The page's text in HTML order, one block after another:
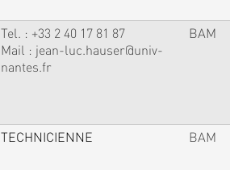
Tel. : +33 2 40 17 81 87
Mail : jean-luc.hauser@univ-
nantes.fr
BAM
TECHNICIENNE BAM